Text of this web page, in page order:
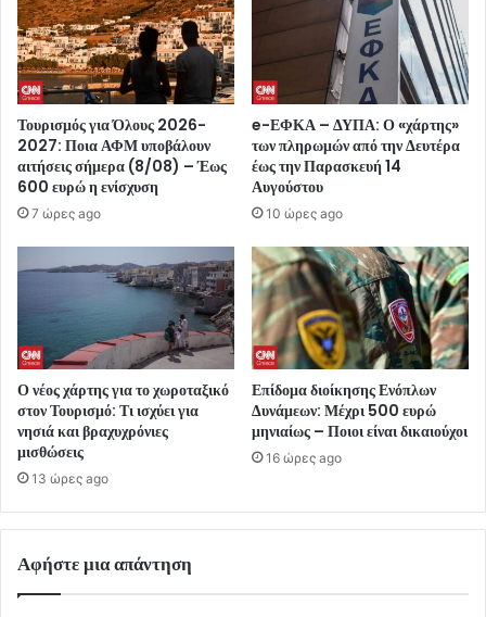
Τουρισμός για Όλους 2026-
2027: Ποια ΑΦΜ υποβάλουν
αιτήσεις σήμερα (8/08) – Έως
600 ευρώ η ενίσχυση
7 ώρες ago
e-ΕΦΚΑ – ΔΥΠΑ: Ο «χάρτης»
των πληρωμών από την Δευτέρα
έως την Παρασκευή 14
Αυγούστου
10 ώρες ago
Ο νέος χάρτης για το χωροταξικό
στον Τουρισμό: Τι ισχύει για
νησιά και βραχυχρόνιες
μισθώσεις
13 ώρες ago
Επίδομα διοίκησης Ενόπλων
Δυνάμεων: Μέχρι 500 ευρώ
μηνιαίως – Ποιοι είναι δικαιούχοι
16 ώρες ago
Αφήστε μια απάντηση